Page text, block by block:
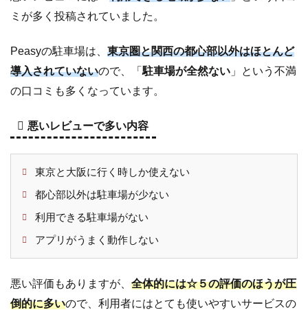
ミが多く投稿されていました。
Peasyの駐車場は、 東京圏と関西の都心部以外はほとんど
導入されていないので、「 駐車場が全然ない 」という不満
の口コミも多くなっています。
悪いレビューで多い内容
東京と大阪に行く時しか使えない
都心部以外は駐車場が少ない
利用できる駐車場がない
アプリがうまく動作しない
悪い評価もありますが、 全体的には☆５の評価のほうが圧
倒的に多いので、利用者にはとても使いやすいサービスの